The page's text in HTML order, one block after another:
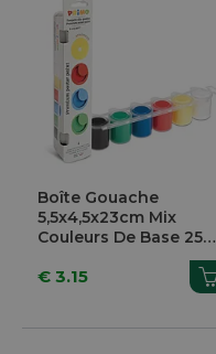
Boîte Gouache
5,5x4,5x23cm Mix
Couleurs De Base 25ml
€ 3.15